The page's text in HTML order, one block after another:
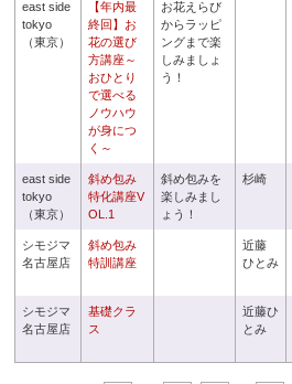
east side
tokyo
（東京）
【年内最
終回】お
花の選び
方講座～
おひとり
で選べる
ノウハウ
が身につ
く～
お花えらび
からラッピ
ングまで楽
しみましょ
う！
east side
tokyo
（東京）
斜め包み
特化講座V
OL.1
斜め包みを
楽しみまし
ょう！
杉崎
シモジマ
名古屋店
斜め包み
特訓講座
近藤
ひとみ
シモジマ
名古屋店
基礎クラ
ス
近藤ひ
とみ